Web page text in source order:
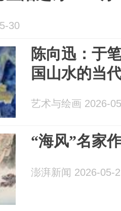
30
陈向迅：于
国山水的当
艺术与绘画 2026-
“海风”名家
澎湃新闻 2026-05-